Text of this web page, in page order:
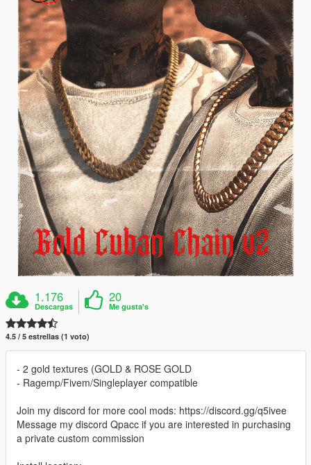
1.176
Descargas
20
Me gusta's
4.5 / 5 estrellas (1 voto)
- 2 gold textures (GOLD & ROSE GOLD
- Ragemp/Fivem/Singleplayer compatible
Join my discord for more cool mods: https://discord.gg/q5ivee
Message my discord Qpacc if you are interested in purchasing
a private custom commission